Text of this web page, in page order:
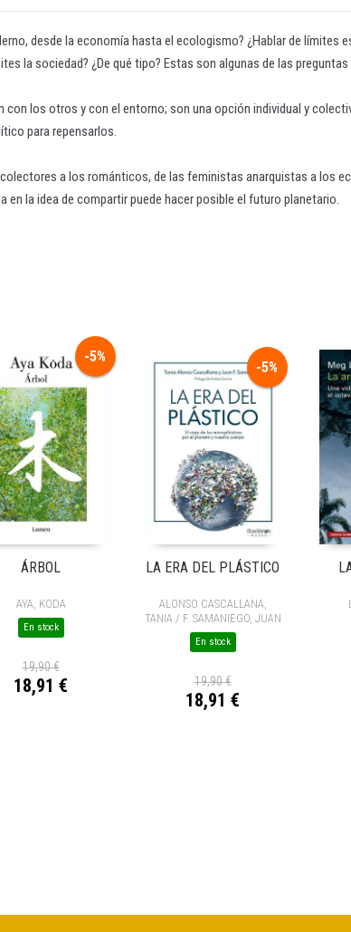
desde la economía hasta el ecologismo? ¿Hablar de límites
la sociedad? ¿De qué tipo? Estas son algunas de las
los otros y con el entorno; son una opción individual y
para repensarlos.
a los románticos, de las feministas anarquistas a los
la idea de compartir puede hacer posible el futuro planetario.
-5%
ÁRBOL
AYA, KODA
En stock
19,90 €
18,91 €
-5%
LA ERA DEL PLÁSTICO
ALONSO CASCALLANA,
TANIA / F. SAMANIEGO, JUAN
En stock
19,90 €
18,91 €